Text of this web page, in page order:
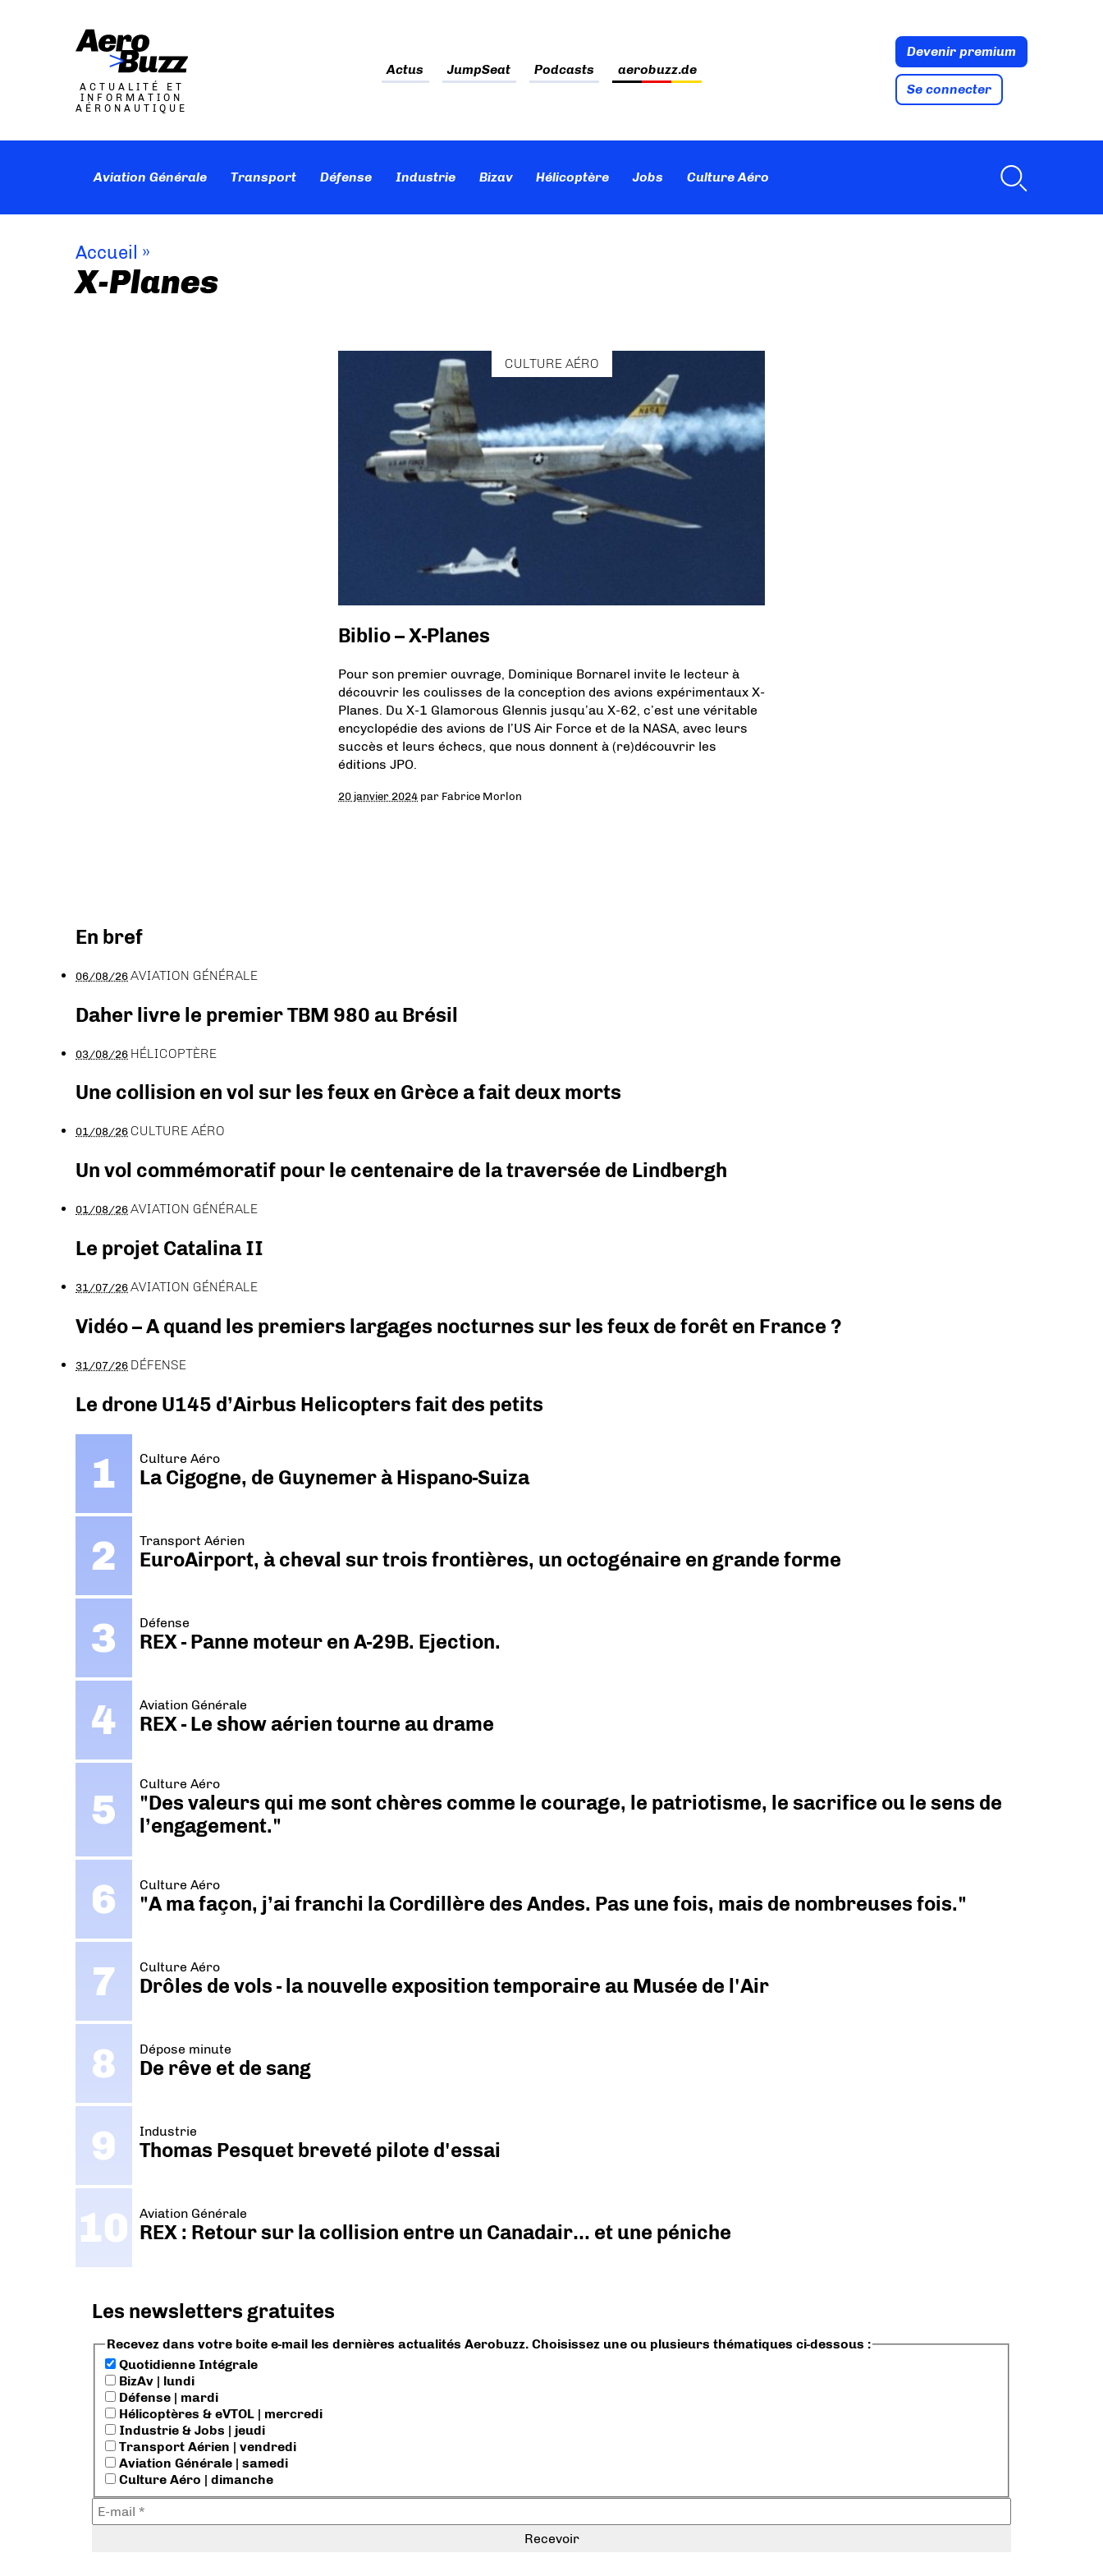
ACTUALITÉ ET
INFORMATION
AÉRONAUTIQUE
Actus JumpSeat Podcasts aerobuzz.de
Devenir premium
Se connecter
Aviation Générale Transport Défense Industrie Bizav Hélicoptère Jobs Culture Aéro
Accueil »
X-Planes
CULTURE AÉRO
Biblio – X-Planes
Pour son premier ouvrage, Dominique Bornarel invite le lecteur à
découvrir les coulisses de la conception des avions expérimentaux X-
Planes. Du X-1 Glamorous Glennis jusqu’au X-62, c’est une véritable
encyclopédie des avions de l’US Air Force et de la NASA, avec leurs
succès et leurs échecs, que nous donnent à (re)découvrir les
éditions JPO.
20 janvier 2024 par Fabrice Morlon
En bref
06/08/26AVIATION GÉNÉRALE
Daher livre le premier TBM 980 au Brésil
03/08/26 HÉLICOPTÈRE
Une collision en vol sur les feux en Grèce a fait deux morts
01/08/26 CULTURE AÉRO
Un vol commémoratif pour le centenaire de la traversée de Lindbergh
01/08/26AVIATION GÉNÉRALE
Le projet Catalina II
31/07/26AVIATION GÉNÉRALE
Vidéo – A quand les premiers largages nocturnes sur les feux de forêt en France ?
31/07/26 DÉFENSE
Le drone U145 d’Airbus Helicopters fait des petits
Culture Aéro
La Cigogne, de Guynemer à Hispano-Suiza
Transport Aérien
EuroAirport, à cheval sur trois frontières, un octogénaire en grande forme
Défense
REX - Panne moteur en A-29B. Ejection.
Aviation Générale
REX - Le show aérien tourne au drame
Culture Aéro
"Des valeurs qui me sont chères comme le courage, le patriotisme, le sacrifice ou le sens de
l’engagement."
Culture Aéro
"A ma façon, j’ai franchi la Cordillère des Andes. Pas une fois, mais de nombreuses fois."
Culture Aéro
Drôles de vols - la nouvelle exposition temporaire au Musée de l'Air
Dépose minute
De rêve et de sang
Industrie
Thomas Pesquet breveté pilote d'essai
Aviation Générale
REX : Retour sur la collision entre un Canadair… et une péniche
Les newsletters gratuites
Recevez dans votre boite e-mail les dernières actualités Aerobuzz. Choisissez une ou plusieurs thématiques ci-dessous :
Quotidienne Intégrale
BizAv | lundi
Défense | mardi
Hélicoptères & eVTOL | mercredi
Industrie & Jobs | jeudi
Transport Aérien | vendredi
Aviation Générale | samedi
Culture Aéro | dimanche